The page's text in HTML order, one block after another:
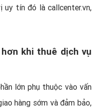
uy tín đó là callcenter.vn,
khi thuê dịch vụ
lớn phụ thuộc vào vấn
hàng sớm và đảm bảo,